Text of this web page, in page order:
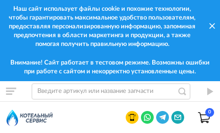
Наш сайт использует файлы cookie и похожие технологии,
чтобы гарантировать максимальное удобство пользователям,
предоставляя персонализированную информацию, запоминая
предпочтения в области маркетинга и продукции, а также
помогая получить правильную информацию.
Внимание! Сайт работает в тестовом режиме. Возможны ошибки
при работе с сайтом и некорректно установленные цены.
0